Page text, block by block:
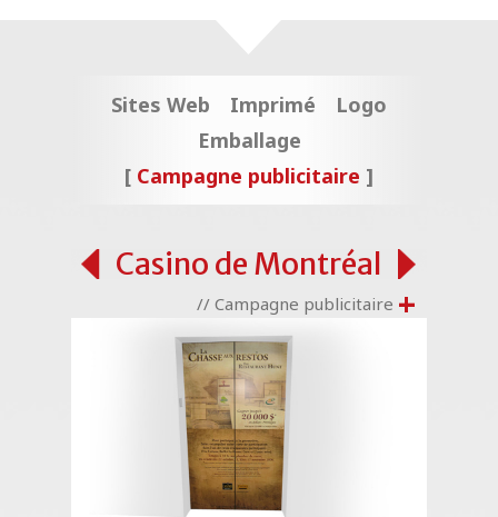
Sites Web Imprimé
Logo
Emballage
Campagne publicitaire
Casino de Montréal
// Campagne publicitaire +